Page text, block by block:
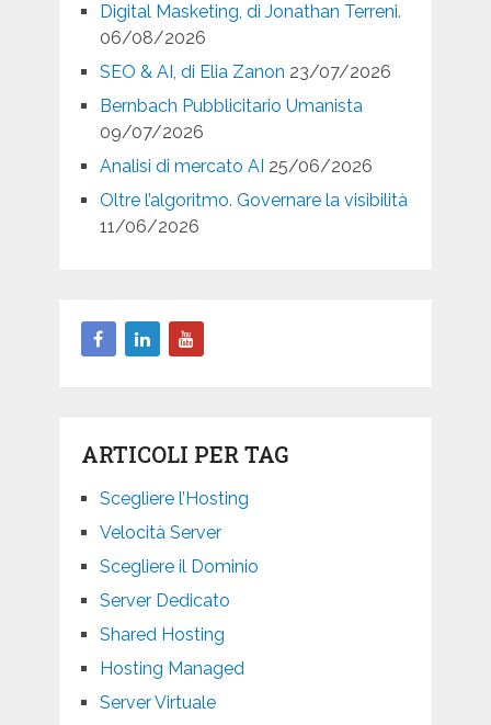
Digital Masketing, di Jonathan Terreni.
06/08/2026
SEO & AI, di Elia Zanon 23/07/2026
Bernbach Pubblicitario Umanista
09/07/2026
Analisi di mercato AI 25/06/2026
Oltre l’algoritmo. Governare la visibilità
11/06/2026
ARTICOLI PER TAG
Scegliere l’Hosting
Velocità Server
Scegliere il Dominio
Server Dedicato
Shared Hosting
Hosting Managed
Server Virtuale